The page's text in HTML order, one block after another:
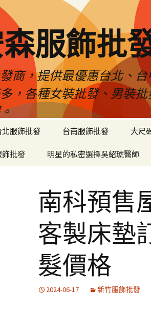
服飾批
商，提供最優惠台北、
，各種女裝批發、男裝
北服飾批發 台南服飾批發 大尺
飾批發 明星的私密選擇吳紹琥醫師
南科預售
客製床墊
髮價格
2024-06-17 新竹服飾批發